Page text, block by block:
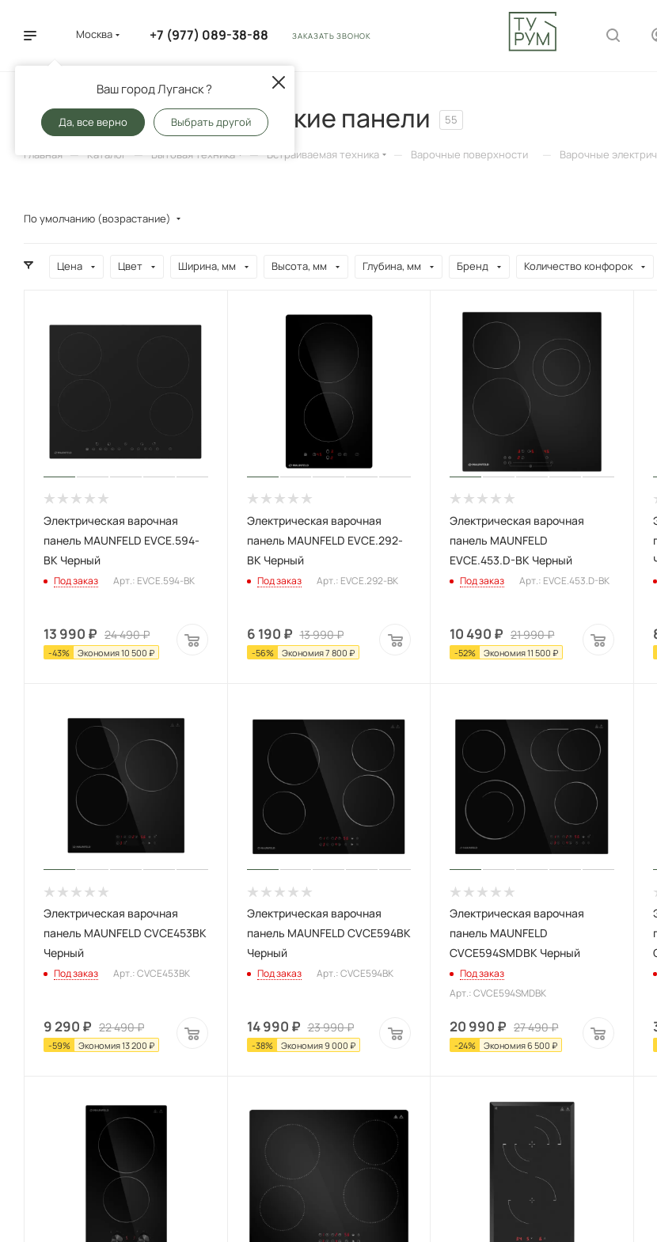
Москва
Ваш город Луганск ?
Да, все верно Выбрать другой
+7 (977) 089-38-88 ЗАКАЗАТЬ ЗВОНОК
Варочные электрические панели 55
Главная — Каталог — Бытовая техника — Встраиваемая техника — Варочные поверхности — Варочные
По умолчанию (возрастание)
Цена Цвет Ширина, мм Высота, мм Глубина, мм Бренд Количество конфорок
Электрическая варочная
панель MAUNFELD EVCE.594-
BK Черный
Под заказ Арт.: EVCE.594-BK
13 990 ₽ 24 490₽
-43% Экономия10 500 ₽
Электрическая варочная
панель MAUNFELD EVCE.292-
BK Черный
Под заказ Арт.: EVCE.292-BK
6 190 ₽ 13 990₽
-56% Экономия7 800 ₽
Электрическая варочная
панель MAUNFELD
EVCE.453.D-BK Черный
Под заказ Арт.: EVCE.453.D-BK
10 490 ₽ 21 990₽
-52% Экономия11 500 ₽
Электрическая варочная
панель MAUNFELD CVCE453BK
Черный
Под заказ Арт.: CVCE453BK
9 290 ₽ 22 490₽
-59% Экономия13 200 ₽
Электрическая варочная
панель MAUNFELD CVCE594BK
Черный
Под заказ Арт.: CVCE594BK
14 990 ₽ 23 990₽
-38% Экономия9 000 ₽
Электрическая варочная
панель MAUNFELD
CVCE594SMDBK Черный
Под заказ
Арт.: CVCE594SMDBK
20 990 ₽ 27 490₽
-24% Экономия6 500 ₽